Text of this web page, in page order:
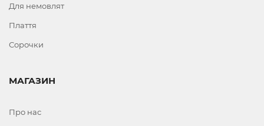
Для немовлят
Плаття
Сорочки
МАГАЗИН
Про нас